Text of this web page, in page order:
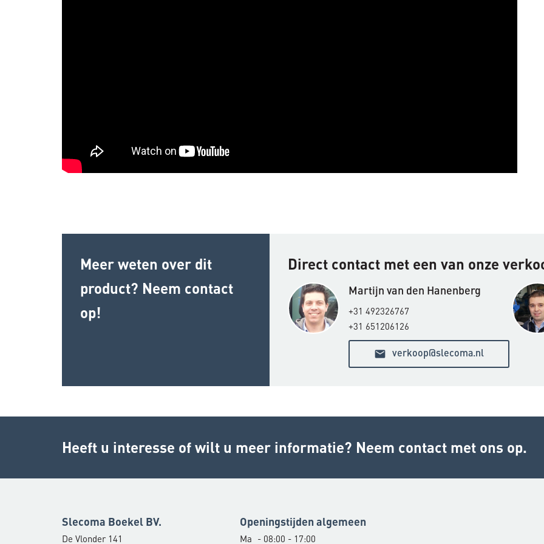
Meer weten over dit
product? Neem contact
op!
Direct contact met een van onze
Martijn van den Hanenberg
+31 492326767
+31 651206126
email verkoop@slecoma.nl
Heeft u interesse of wilt u meer informatie? Neem contact met ons op.
Slecoma Boekel BV.
De Vlonder 141
Openingstijden algemeen
Ma - 08:00 - 17:00